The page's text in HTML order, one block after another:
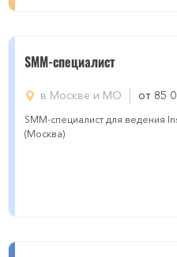
SMM-специалист
в Москве и МО от 85
SMM-специалист для ведения
(Москва)